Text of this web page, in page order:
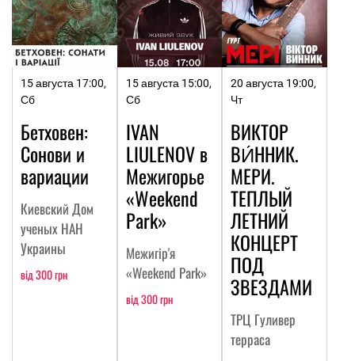
15 августа 17:00,
Сб
Бетховен:
Сонови и
вариации
Киевский Дом
ученых НАН
Украины
від 300 грн
15 августа 15:00,
Сб
IVAN
LIULENOV в
Межигорье
«Weekend
Park»
Межигір'я
«Weekend Park»
від 300 грн
20 августа 19:00,
Чт
ВИКТОР
ВИ́ННИК.
МЕРИ.
ТЕПЛЫЙ
ЛЕТНИЙ
КОНЦЕРТ
ПОД
ЗВЕЗДАМИ
ТРЦ Гуливер
терраса